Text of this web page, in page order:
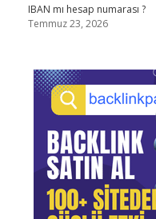
IBAN mı hesap numarası ?
Temmuz 23, 2026